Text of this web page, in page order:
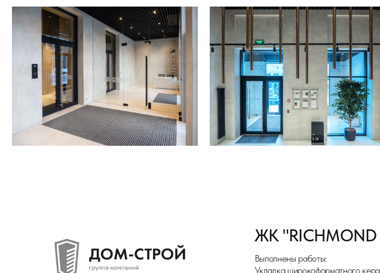
ЖК "RICHMOND
Выполнены работы:
Укладка широкоформатного керамогранита.
Создание сложных многоступенчатых
Отделка стен с нанесением декоративного
"шёлк".